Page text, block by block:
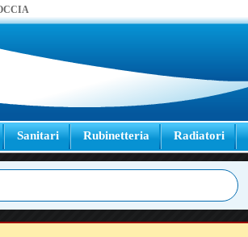
Sanitari Rubinetteria Radiatori